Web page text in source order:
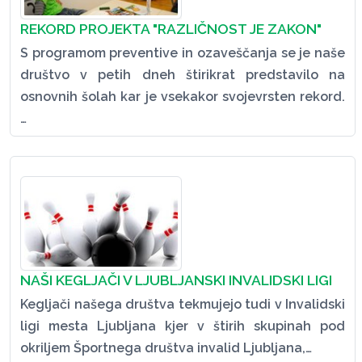
REKORD PROJEKTA "RAZLIČNOST JE ZAKON"
S programom preventive in ozaveščanja se je naše
društvo v petih dneh štirikrat predstavilo na
osnovnih šolah kar je vsekakor svojevrsten rekord.
…
NAŠI KEGLJAČI V LJUBLJANSKI INVALIDSKI LIGI
Kegljači našega društva tekmujejo tudi v Invalidski
ligi mesta Ljubljana kjer v štirih skupinah pod
okriljem Športnega društva invalid Ljubljana,…